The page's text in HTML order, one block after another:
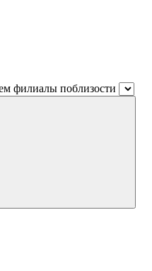
филиалы поблизости